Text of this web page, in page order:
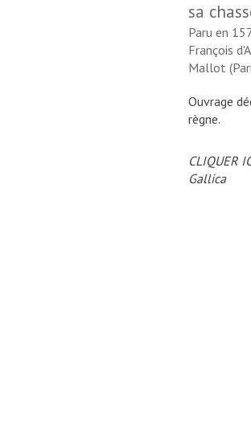
sa
Paru en
François
Mallot
Ouvrage
règne.
CLIQUER
Gallica